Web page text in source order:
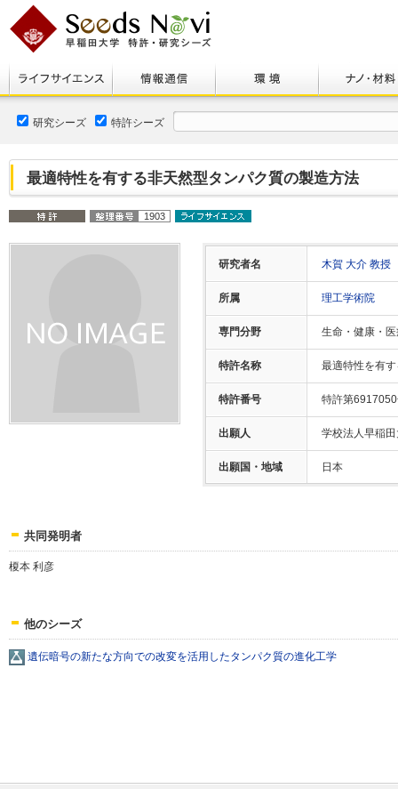
研究シーズ 特許シーズ
最適特性を有する非天然型タンパク質の製造方法
1903
研究者名 木賀 大介 教授
所属 理工学術院
専門分野 生命・健康・
特許名称 最適特性を有
特許番号 特許第
出願人 学校法人早稲
出願国・地域 日本
共同発明者
榎本 利彦
他のシーズ
遺伝暗号の新たな方向での改変を活用したタンパク質の進化工学